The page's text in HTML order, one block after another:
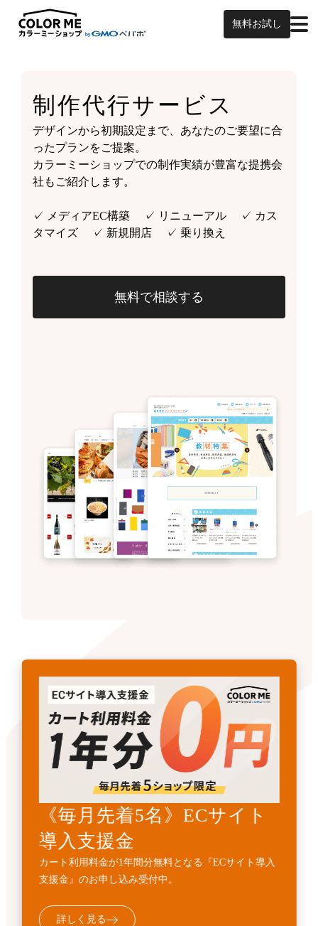
無料お試し
制作代行サービス
デザインから初期設定まで、あなたのご要望に合
ったプランをご提案。
カラーミーショップでの制作実績が豊富な提携会
社もご紹介します。
✓ メディアEC構築 ✓ リニューアル ✓ カス
タマイズ ✓ 新規開店 ✓ 乗り換え
無料で相談する
《先着3名》ECサイトリニ
ューアル支援金
カート利用料金1年間無料とECサイト構築費用
10%OFFの『ECサイトサイトリニューアル支援金』受
詳しく見る
《毎月先着5名》ECサイト
導入支援金
カート利用料金が1年間分無料となる『ECサイト導入
支援金』のお申し込み受付中。
詳しく見る
開発・API連携代行サービ
ス
標準機能に加えて、業務フローに合わせた外部連携・
機能追加などの個別開発を代行するサービスです。
詳しく見る